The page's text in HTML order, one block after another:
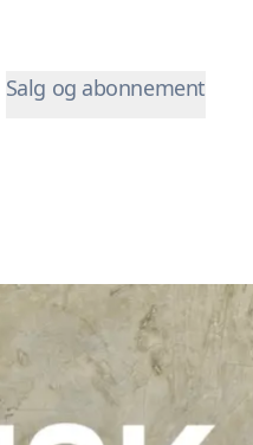
Salg og abonnement